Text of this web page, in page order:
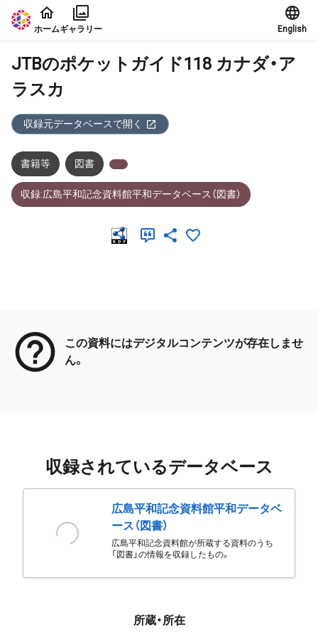
本文に飛ぶ
ホームギャラリー English
JTBのポケットガイド118 カナダ・ア
ラスカ
収録元データベースで開く
書籍等 図書
収録:広島平和記念資料館平和データベース（図書）
この資料にはデジタルコンテンツが存在しませ
ん。
収録されているデータベース
広島平和記念資料館平和データベ
ース（図書）
広島平和記念資料館が所蔵する資料のうち
「図書」の情報を収録したもの。
所蔵・所在